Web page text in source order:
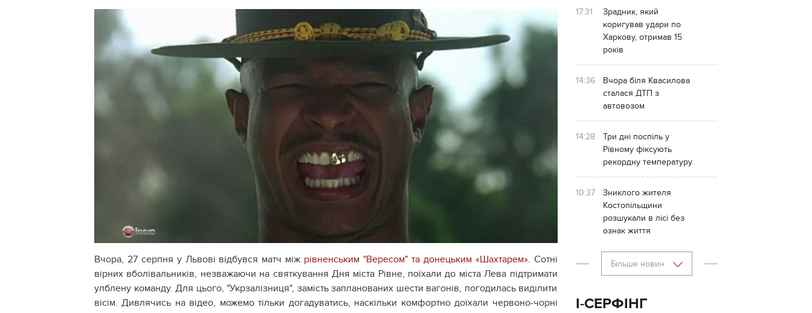
Вчора, 27 серпня у Львові відбувся матч між рівненським "Вересом" та донецьким «Шахтарем». Сотні
вірних вболівальників, незважаючи на святкування Дня міста Рівне, поїхали до міста Лева підтримати
улблену команду. Для цього, "Укрзалізниця", замість запланованих шести вагонів, погодилась виділити
вісім. Дивлячись на відео, можемо тільки догадуватись, наскільки комфортно доїхали червоно-чорні
17:31
Зрадник, який
коригував удари по
Харкову, отримав 15
років
14:36
Вчора біля Квасилова
сталася ДТП з
автовозом
14:28
Три дні поспіль у
Рівному фіксують
рекордну температуру
10:37
Зниклого жителя
Костопільщини
розшукали в лісі без
ознак життя
Більше новин
І-СЕРФІНГ